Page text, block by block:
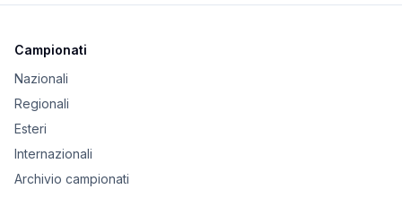
Campionati
Nazionali
Regionali
Esteri
Internazionali
Archivio campionati